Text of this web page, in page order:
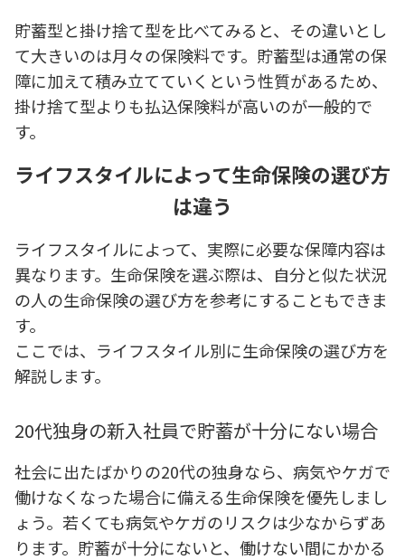
貯蓄型と掛け捨て型を比べてみると、その違いとし
て大きいのは月々の保険料です。貯蓄型は通常の保
障に加えて積み立てていくという性質があるため、
掛け捨て型よりも払込保険料が高いのが一般的で
す。
ライフスタイルによって生命保険の選び方
は違う
ライフスタイルによって、実際に必要な保障内容は
異なります。生命保険を選ぶ際は、自分と似た状況
の人の生命保険の選び方を参考にすることもできま
す。
ここでは、ライフスタイル別に生命保険の選び方を
解説します。
20代独身の新入社員で貯蓄が十分にない場合
社会に出たばかりの20代の独身なら、病気やケガで
働けなくなった場合に備える生命保険を優先しまし
ょう。若くても病気やケガのリスクは少なからずあ
ります。貯蓄が十分にないと、働けない間にかかる